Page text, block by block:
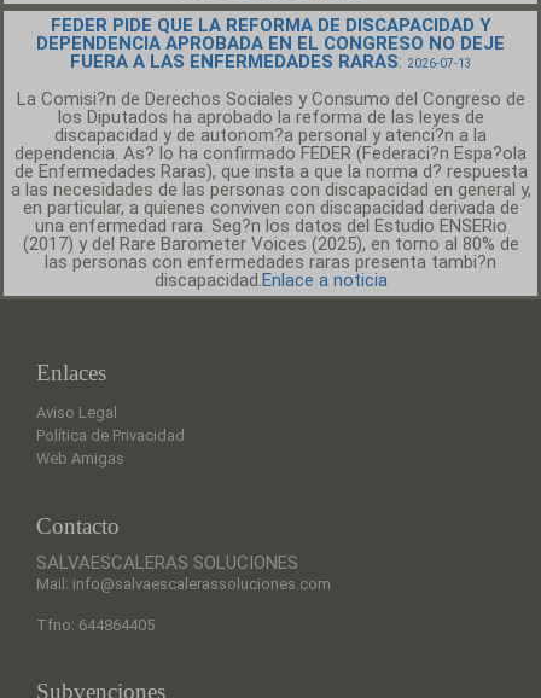
FEDER PIDE QUE LA REFORMA DE DISCAPACIDAD Y
DEPENDENCIA APROBADA EN EL CONGRESO NO DEJE
FUERA A LAS ENFERMEDADES RARAS: 2026-07-13
La Comisi?n de Derechos Sociales y Consumo del Congreso de
los Diputados ha aprobado la reforma de las leyes de
discapacidad y de autonom?a personal y atenci?n a la
dependencia. As? lo ha confirmado FEDER (Federaci?n Espa?ola
de Enfermedades Raras), que insta a que la norma d? respuesta
a las necesidades de las personas con discapacidad en general y,
en particular, a quienes conviven con discapacidad derivada de
una enfermedad rara. Seg?n los datos del Estudio ENSERio
(2017) y del Rare Barometer Voices (2025), en torno al 80% de
las personas con enfermedades raras presenta tambi?n
discapacidad.Enlace a noticia
Enlaces
Aviso Legal
Política de Privacidad
Web Amigas
Contacto
SALVAESCALERAS SOLUCIONES
Mail: info@salvaescalerassoluciones.com
Tfno: 644864405
Subvenciones